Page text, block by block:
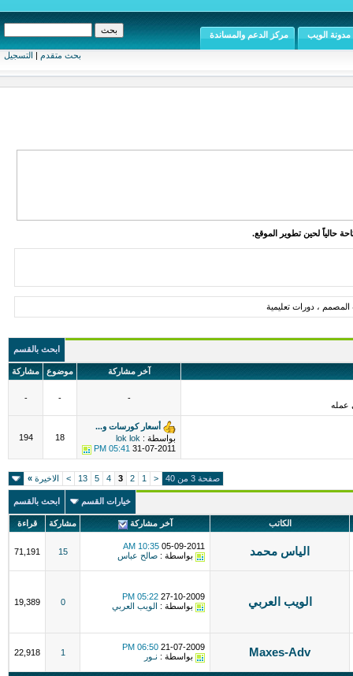
بحث متقدم | التسجيل
مدونة الويب مركز الدعم والمساندة
حالياً لحين تطوير الموقع.
، دورات تعليمية
ابحث بالقسم
آخر مشاركة موضوع مشاركة
عمله
-
-
-
أسعار كورسات و...
بواسطة : lok lok
31-07-2011
05:41 PM
18
194
صفحة 3 من 40 <
1
2
3
4
5
13
> الاخيرة »
خيارات القسم ابحث بالقسم
الكاتب آخر مشاركة مشاركة قراءة
الياس محمد 05-09-2011
10:35 AM
بواسطة : صالح عباس 15
71,191
الويب العربي 27-10-2009
05:22 PM
بواسطة :
الويب العربي 0
19,389
Maxes-Adv
21-07-2009
06:50 PM
بواسطة : نـور 1
22,918